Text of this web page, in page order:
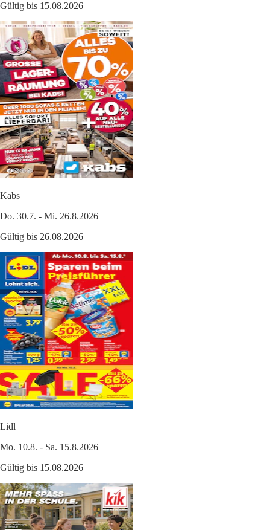
Gültig bis 15.08.2026
Kabs
Do. 30.7. - Mi. 26.8.2026
Gültig bis 26.08.2026
Lidl
Mo. 10.8. - Sa. 15.8.2026
Gültig bis 15.08.2026